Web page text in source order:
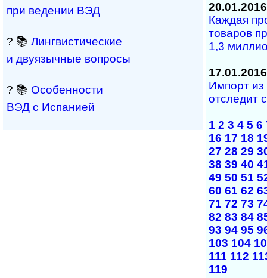
при ведении ВЭД
? 📚 Лингвистические
и двуязычные вопросы
? 📚 Особенности
ВЭД с Испанией
20.01.2016
Каждая
товаров
1,3
17.01.2016
Импорт из
отследит
1 2 3 4 5 6
16 17 18
27 28 29
38 39 40
49 50 51
60 61 62
71 72 73
82 83 84
93 94 95
103 104
111 112
119